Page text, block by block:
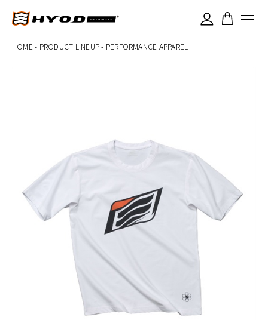
HOME - PRODUCT LINEUP- PERFORMANCE APPAREL ×